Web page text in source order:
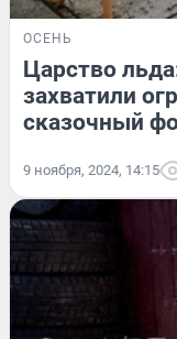
ОСЕНЬ
Царство
захватили
сказочный
9 ноября, 2024, 14:15